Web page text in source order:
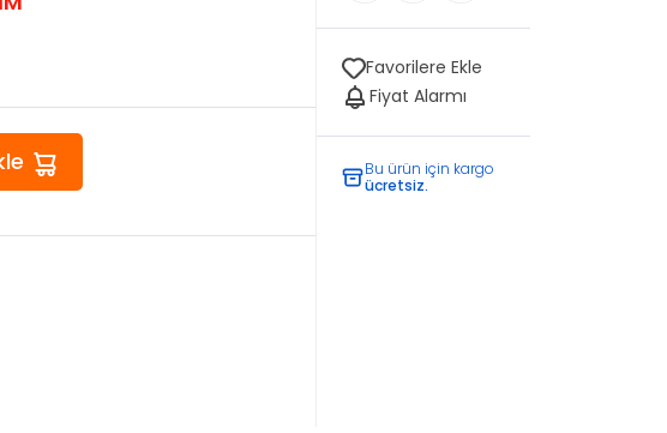
Favorilere Ekle
Fiyat Alarmı
Bu ürün için kargo
ücretsiz.